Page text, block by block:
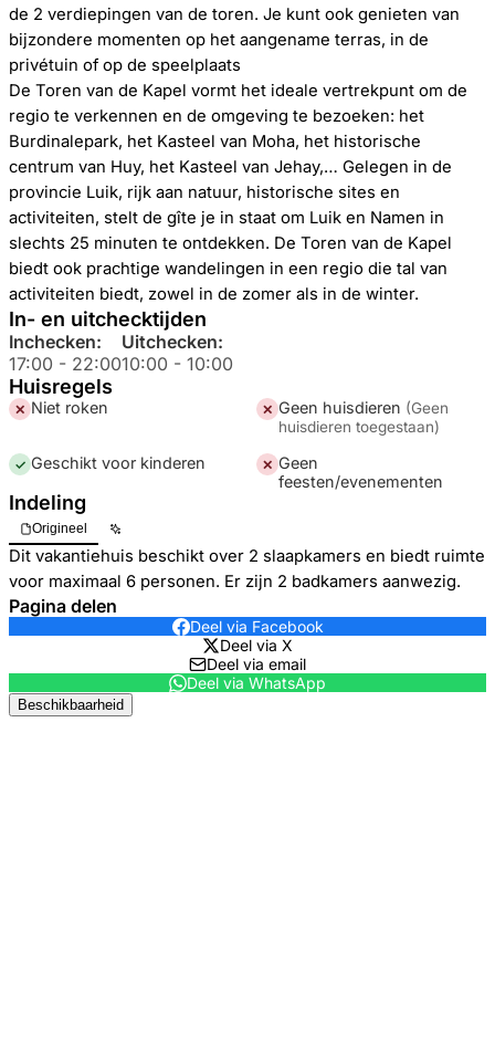
de 2 verdiepingen van de toren. Je kunt ook genieten van
bijzondere momenten op het aangename terras, in de
privétuin of op de speelplaats
De Toren van de Kapel vormt het ideale vertrekpunt om de
regio te verkennen en de omgeving te bezoeken: het
Burdinalepark, het Kasteel van Moha, het historische
centrum van Huy, het Kasteel van Jehay,… Gelegen in de
provincie Luik, rijk aan natuur, historische sites en
activiteiten, stelt de gîte je in staat om Luik en Namen in
slechts 25 minuten te ontdekken. De Toren van de Kapel
biedt ook prachtige wandelingen in een regio die tal van
activiteiten biedt, zowel in de zomer als in de winter.
In- en uitchecktijden
Inchecken:
17:00 - 22:00
Uitchecken:
10:00 - 10:00
Huisregels
✕ Niet roken ✕ Geen huisdieren (Geen
huisdieren toegestaan)
✓ Geschikt voor kinderen ✕ Geen
feesten/evenementen
Indeling
Origineel
Dit vakantiehuis beschikt over 2 slaapkamers en biedt ruimte
voor maximaal 6 personen. Er zijn 2 badkamers aanwezig.
Pagina delen
Deel via Facebook
Deel via X
Deel via email
Deel via WhatsApp
Beschikbaarheid